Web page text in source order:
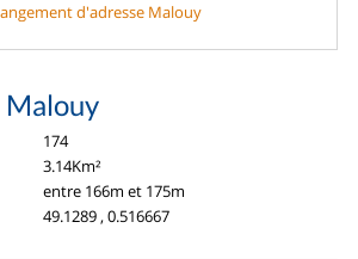
d'adresse Malouy
Malouy
174
3.14Km²
entre 166m et 175m
49.1289 , 0.516667